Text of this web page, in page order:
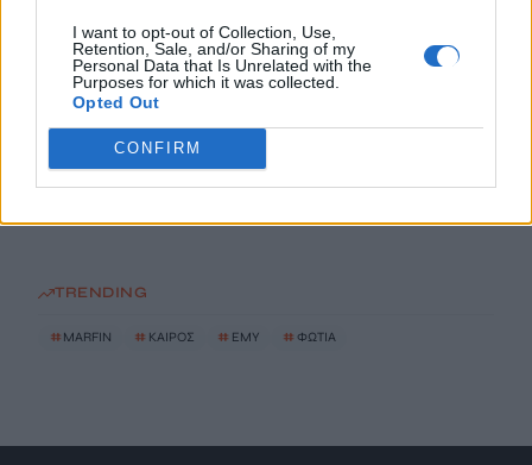
I want to opt-out of Collection, Use,
Retention, Sale, and/or Sharing of my
Personal Data that Is Unrelated with the
Purposes for which it was collected.
Opted Out
CONFIRM
Καιρός: 35άρια και ισχυροί άνεμοι στην Κρήτη
6 Αυγούστου, 2026
Σητεία: Φωτιά στο Καρύδι – Ήχησε το 112, επιχειρούν
εναέρια
TRENDING
# MARFIN # ΚΑΙΡΟΣ # ΕΜΥ # ΦΩΤΙΑ